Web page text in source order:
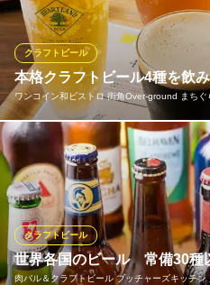
提供するビールは絶品！！一年中
わえます♪♪ ～是非、ご堪能
G．G．C（グレート ジャー
樽生ビール６２種類
ＪＲ京浜東北線川崎駅 徒歩5分
神奈川県川崎市川崎区東田町5-1 市労連
本格クラフトビール4種を飲
ワンコイン和ビストロ 街角Over‐ground まちぐ
クラフトビール
まちぐら厳選の本格クラフトビ
種類を週替わりでご提供。毎回新
クラフトビールに合うおつまみ
らに！カクテルメニューは
会社帰りに、おつまみ＆美味し
か？
世界各国のビール 常備30種
肉バル＆クラフトビール ブッチャーズキッチン
クラフトビール